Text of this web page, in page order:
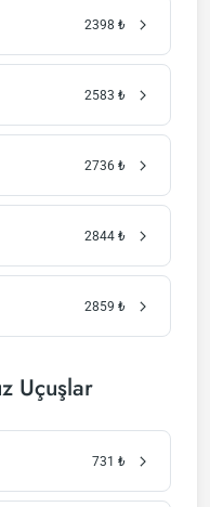
2398 ₺
2583 ₺
2736 ₺
2844 ₺
2859 ₺
Uçuşlar
731 ₺